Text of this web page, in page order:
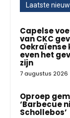
Laatste
Capelse
van CKC
Oekraïense
even het
zijn
7 augustus 2026
Oproep
‘Barbecue
Schollebos’